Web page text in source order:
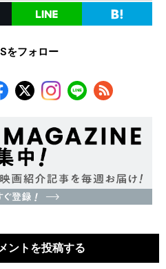
をフォロー
ントを投稿する